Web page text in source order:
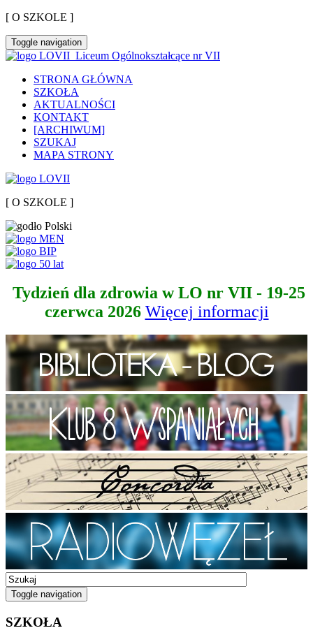
[ O SZKOLE ]
Toggle navigation
Liceum Ogólnokształcące nr VII
STRONA GŁÓWNA
SZKOŁA
AKTUALNOŚCI
KONTAKT
[ARCHIWUM]
SZUKAJ
MAPA STRONY
[ O SZKOLE ]
Tydzień dla zdrowia w LO nr VII - 19-25
czerwca 2026 Więcej informacji
Toggle navigation
SZKOŁA